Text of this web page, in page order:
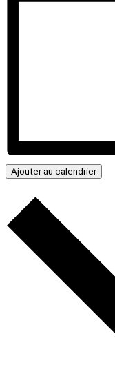
Ajouter au calendrier